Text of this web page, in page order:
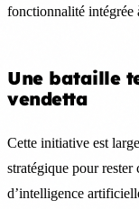
fonctionnalité intégrée
Une bataille
vendetta
Cette initiative est
stratégique pour
d’intelligence